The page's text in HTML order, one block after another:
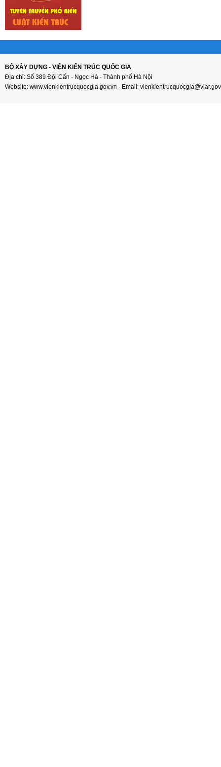
BỘ XÂY DỰNG - VIỆN KIẾN TRÚC QUỐC GIA
Địa chỉ: Số 389 Đội Cấn - Ngọc Hà - Thành phố Hà Nội
Website: www.vienkientrucquocgia.gov.vn - Email: